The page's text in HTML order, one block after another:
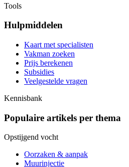
Tools
Hulpmiddelen
Kaart met specialisten
Vakman zoeken
Prijs berekenen
Subsidies
Veelgestelde vragen
Kennisbank
Populaire artikels per thema
Opstijgend vocht
Oorzaken & aanpak
Muurinjectie